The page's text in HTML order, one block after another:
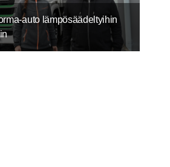
auto lämpösäädeltyihin